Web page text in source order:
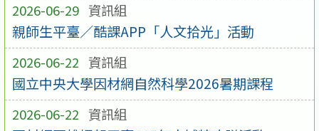
2026-06-29 資訊組
親師生平臺／酷課APP「人文拾光」活動
2026-06-22 資訊組
國立中央大學因材網自然科學2026暑期課程
2026-06-22 資訊組